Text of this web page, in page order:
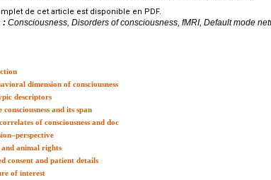
de cet article est disponible en PDF.
: Consciousness, Disorders of consciousness, fMRI, Default mode
dimension of consciousness
descriptors
consciousness and its span
of consciousness and doc
animal rights
consent and patient details
of interest